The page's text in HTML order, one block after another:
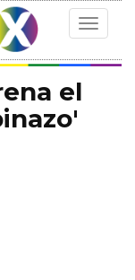
Toggle
el